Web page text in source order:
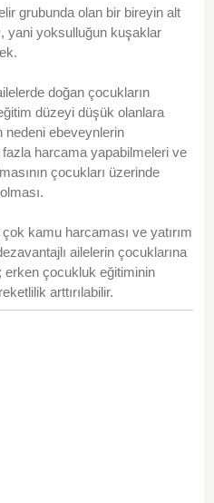
grubunda olan bir bireyin alt
yani yoksulluğun kuşaklar
doğan çocukların
düzeyi düşük olanlara
nedeni ebeveynlerin
fazla harcama yapabilmeleri ve
çocukları üzerinde
kamu harcaması ve yatırım
ailelerin çocuklarına
erken çocukluk eğitiminin
arttırılabilir.